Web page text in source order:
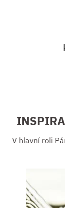
V hlavní roli